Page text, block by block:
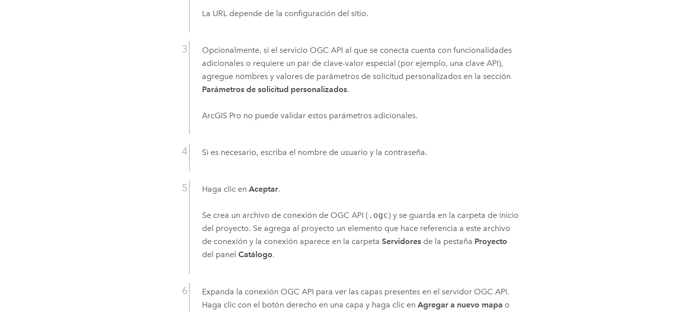
La URL depende de la configuración del sitio.
Opcionalmente, si el servicio OGC API al que se conecta cuenta con funcionalidades
adicionales o requiere un par de clave-valor especial (por ejemplo, una clave API),
agregue nombres y valores de parámetros de solicitud personalizados en la sección
Parámetros de solicitud personalizados.
ArcGIS Pro no puede validar estos parámetros adicionales.
Si es necesario, escriba el nombre de usuario y la contraseña.
Haga clic enAceptar.
Se crea un archivo de conexión de OGC API ( .ogc) y se guarda en la carpeta de inicio
del proyecto. Se agrega al proyecto un elemento que hace referencia a este archivo
de conexión y la conexión aparece en la carpetaServidores de la pestaña Proyecto
del panelCatálogo.
Expanda la conexión OGC API para ver las capas presentes en el servidor OGC API.
Haga clic con el botón derecho en una capa y haga clic enAgregar a nuevo mapa o